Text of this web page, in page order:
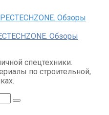
Обзоры
спецтехники.
по строительной,